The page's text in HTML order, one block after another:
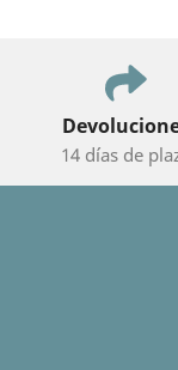
14 días de